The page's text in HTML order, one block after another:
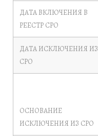
ДАТА ВКЛЮЧЕНИЯ В
РЕЕСТР СРО
ДАТА ИСКЛЮЧЕНИЯ ИЗ
СРО
ОСНОВАНИЕ
ИСКЛЮЧЕНИЯ ИЗ СРО